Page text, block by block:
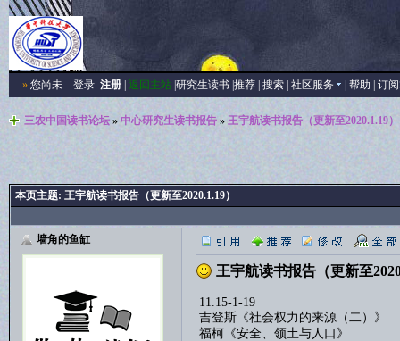
»您尚未 登录 注册| 返回主站| 研究生读书| 推荐| 搜索| 社区服务 帮助 订
三农中国读书论坛» 中心研究生读书报告» 王宇航读书报告（更新至2020.1.19）
本页主题: 王宇航读书报告（更新至2020.1.19）
墙角的鱼缸
王宇航读书报告（更新至
11.15-1-19
吉登斯《社会权力的来源（二）》
福柯《安全、领土与人口》